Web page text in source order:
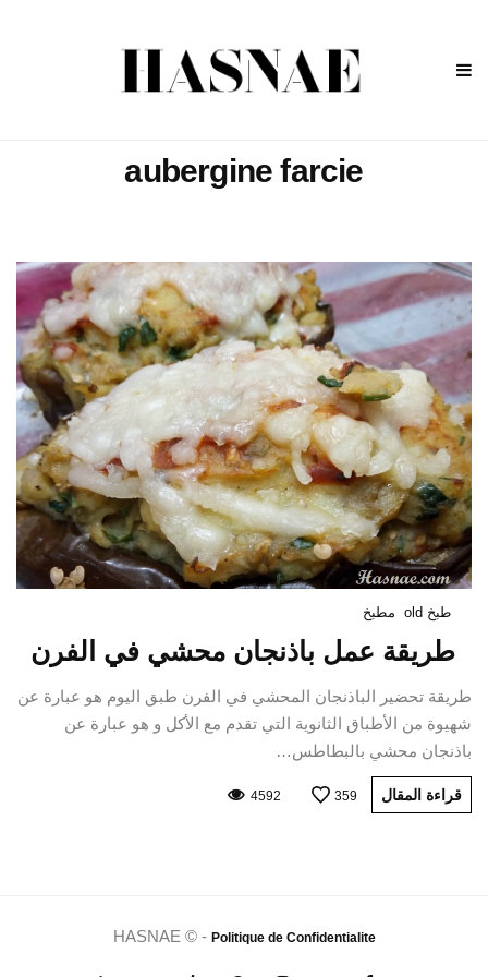
aubergine farcie
طبخ old مطبخ
طريقة عمل باذنجان محشي في الفرن
طريقة تحضير الباذنجان المحشي في الفرن طبق اليوم هو عبارة عن
شهيوة من الأطباق الثانوية التي تقدم مع الأكل و هو عبارة عن
باذنجان محشي بالبطاطس…
قراءة المقال 359
4592
HASNAE © - Politique de Confidentialite